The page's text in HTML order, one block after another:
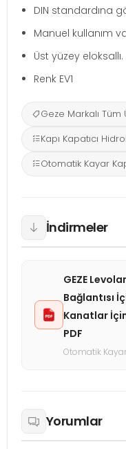
DIN standardına
Manuel kullanım
Üst yüzey eloksallı.
Renk EV1
Geze Markalı Tüm
Kapı Kapatıcı
Otomatik Kayar
İndirmeler
GEZE
Bağlantısı
Kanatlar
PDF
Otomatik Kayar
Yorumlar